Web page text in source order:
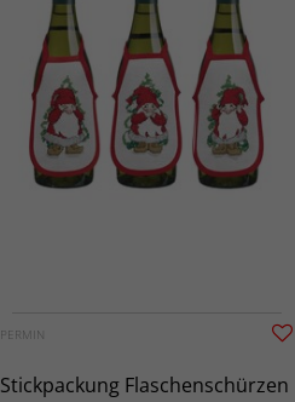
PERMIN
Stickpackung Flaschenschürzen